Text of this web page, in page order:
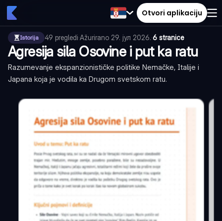
Otvori aplikaciju
Istorija 49 pregledi·Ažurirano 29. јул 2026.·6 stranice
Agresija sila Osovine i put ka ratu
Razumevanje ekspanzionističke politike Nemačke, Italije i
Japana koja je vodila ka Drugom svetskom ratu.